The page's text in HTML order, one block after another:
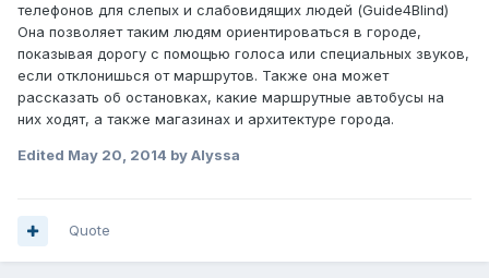
телефонов для слепых и слабовидящих людей (Guide4Blind)
Она позволяет таким людям ориентироваться в городе,
показывая дорогу с помощью голоса или специальных звуков,
если отклонишься от маршрутов. Также она может
рассказать об остановках, какие маршрутные автобусы на
них ходят, а также магазинах и архитектуре города.
Edited May 20, 2014 by Alyssa
Quote